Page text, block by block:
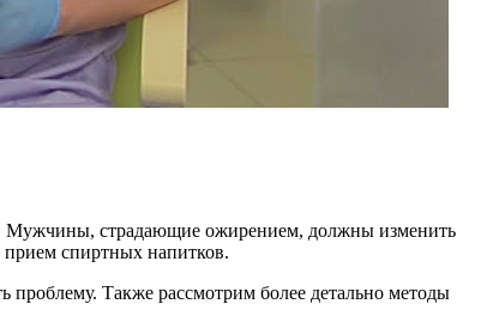
Мужчины, страдающие ожирением, должны изменить
прием спиртных напитков.
проблему. Также рассмотрим более детально методы